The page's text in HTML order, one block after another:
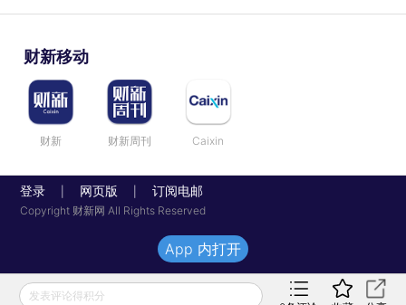
财新移动
财新 财新周刊 Caixin
登录 网页版 订阅电邮
Copyright 财新网 All Rights Reserved
发表评论得积分
App 内打开